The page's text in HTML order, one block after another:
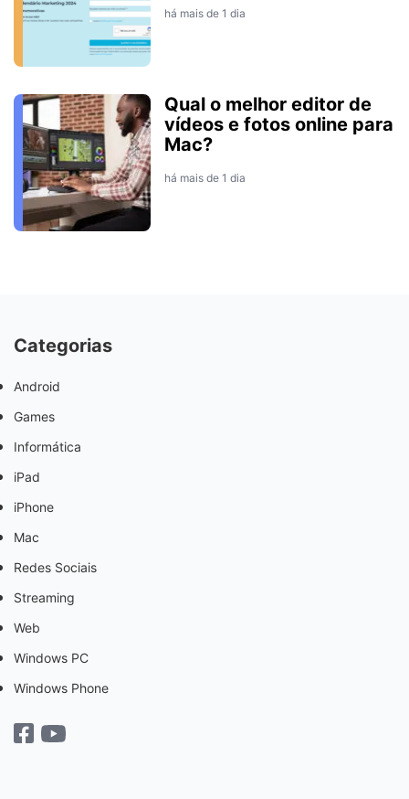
há mais de 1 dia
Qual o melhor editor de
vídeos e fotos online para
Mac?
há mais de 1 dia
Categorias
Android
Games
Informática
iPad
iPhone
Mac
Redes Sociais
Streaming
Web
Windows PC
Windows Phone